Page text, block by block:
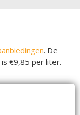
. De
is €9,85 per liter.